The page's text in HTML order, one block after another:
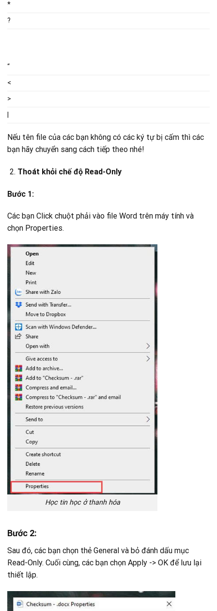
*
?
“
<
>
Nếu tên file của các bạn không có các ký tự bị cấm thì các
bạn hãy chuyển sang cách tiếp theo nhé!
Thoát khỏi chế độ Read-Only
Bước 1:
Các bạn Click chuột phải vào file Word trên máy tính và
chọn Properties.
Học tin học ở thanh hóa
Bước 2:
Sau đó, các bạn chọn thẻ General và bỏ đánh dấu mục
Read-Only. Cuối cùng, các bạn chọn Apply -> OK để lưu lại
thiết lập.